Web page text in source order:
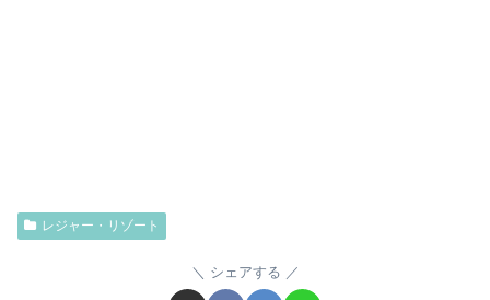
レジャー・リゾート
シェアする